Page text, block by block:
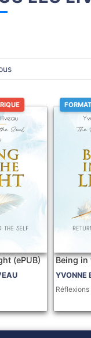
(ePUB) Being
YVONNE
Réflexions